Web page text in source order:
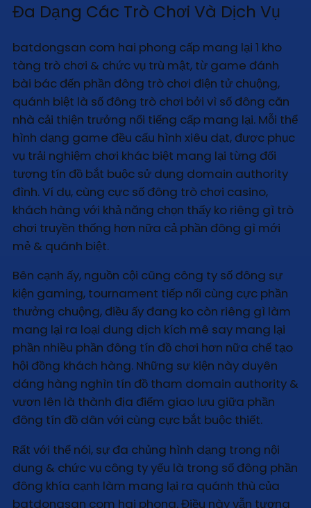
Đa Dạng Các Trò Chơi Và Dịch Vụ
batdongsan com hai phong cấp mang lại 1 kho
tàng trò chơi & chức vụ trù mật, từ game đánh
bài bác đến phần đông trò chơi điện tử chuộng,
quánh biệt là số đông trò chơi bởi vì số đông căn
nhà cải thiện trưởng nổi tiếng cấp mang lại. Mỗi thể
hình dạng game đều cấu hình xiêu dạt, được phục
vụ trải nghiệm chơi khác biệt mang lại từng đối
tượng tín đồ bắt buộc sử dụng domain authority
đình. Ví dụ, cùng cực số đông trò chơi casino,
khách hàng với khả năng chọn thấy ko riêng gì trò
chơi truyền thống hơn nữa cả phần đông gì mới
mẻ & quánh biệt.
Bên cạnh ấy, nguồn cội cũng công ty số đông sự
kiện gaming, tournament tiếp nối cùng cực phần
thưởng chuộng, điều ấy đang ko còn riêng gì làm
mang lại ra loại dung dịch kích mê say mang lại
phần nhiều phần đông tín đồ chơi hơn nữa chế tạo
hội đồng khách hàng. Những sự kiện này duyên
dáng hàng nghìn tín đồ tham domain authority &
vươn lên là thành địa điểm giao lưu giữa phần
đông tín đồ dân với cùng cực bắt buộc thiết.
Rất với thể nói, sự đa chủng hình dạng trong nội
dung & chức vụ công ty yếu là trong số đông phần
đông khía cạnh làm mang lại ra quánh thù của
batdongsan com hai phong. Điều này vẫn tương